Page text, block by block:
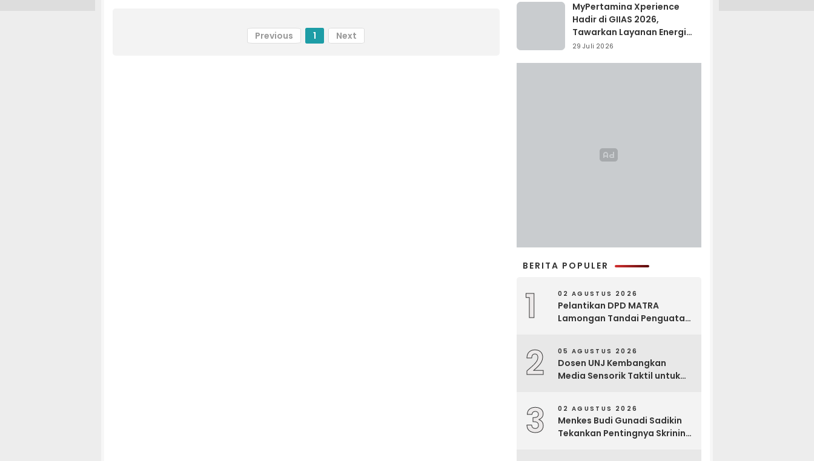
Previous 1 Next
MyPertamina Xperience
Hadir di GIIAS 2026,
Tawarkan Layanan Energi
Terintegrasi
29 Juli 2026
BERITA POPULER
1 02 AGUSTUS 2026
Pelantikan DPD MATRA
Lamongan Tandai Penguatan
2 05 AGUSTUS 2026
Dosen UNJ Kembangkan
Media Sensorik Taktil untuk
3 02 AGUSTUS 2026
Menkes Budi Gunadi Sadikin
Tekankan Pentingnya Skrining